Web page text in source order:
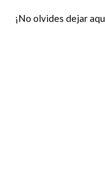
¡No olvides dejar